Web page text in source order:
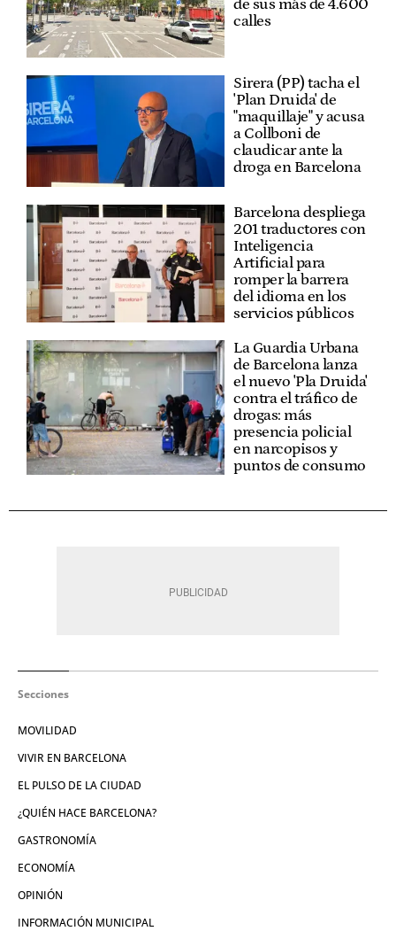
de sus más de 4.600
calles
Sirera (PP) tacha el
'Plan Druida' de
"maquillaje" y acusa
a Collboni de
claudicar ante la
droga en Barcelona
Barcelona despliega
201 traductores con
Inteligencia
Artificial para
romper la barrera
del idioma en los
servicios públicos
La Guardia Urbana
de Barcelona lanza
el nuevo 'Pla Druida'
contra el tráfico de
drogas: más
presencia policial
en narcopisos y
puntos de consumo
Secciones
MOVILIDAD
VIVIR EN BARCELONA
EL PULSO DE LA CIUDAD
¿QUIÉN HACE BARCELONA?
GASTRONOMÍA
ECONOMÍA
OPINIÓN
INFORMACIÓN MUNICIPAL